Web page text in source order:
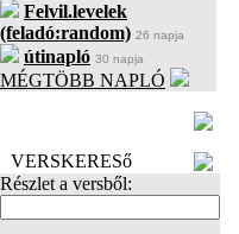
Felvil.levelek
(feladó:random) 26 napja
útinapló 30 napja
MÉGTÖBB NAPLÓ
VERSKERESő
Részlet a versből: